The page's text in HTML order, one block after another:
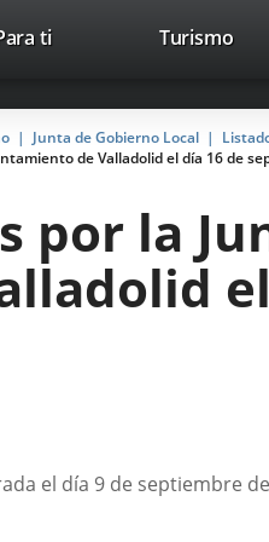
ti TurismoThis
in
a
up
Junta de Gobierno Local
de Valladolid el día 16 de
por la
el día 9 de septiembre